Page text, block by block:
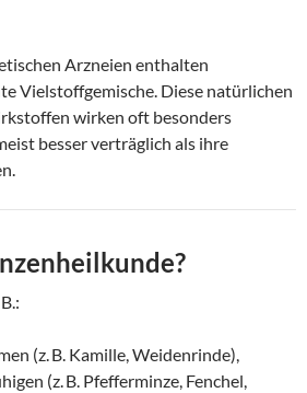
Arzneien enthalten
Vielstoffgemische. Diese natürlichen
wirken oft besonders
besser verträglich als ihre
(z. B. Kamille, Weidenrinde),
(z. B. Pfefferminze, Fenchel,